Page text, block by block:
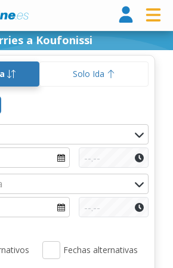
a Koufonissi
Solo Ida
Fechas alternativas